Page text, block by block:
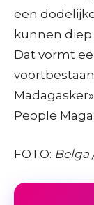
een
kunnen
Dat vormt
People
FOTO: Belga